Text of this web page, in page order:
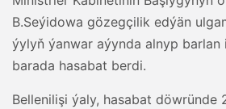
B.Seýidowa gözegçilik edýän
ýylyň ýanwar aýynda alnyp barlan
barada hasabat berdi.
Bellenilişi ýaly, hasabat döwründe